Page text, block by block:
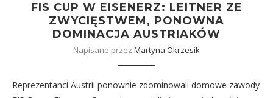
FIS CUP W EISENERZ: LEITNER ZE
ZWYCIĘSTWEM, PONOWNA
DOMINACJA AUSTRIAKÓW
Napisane przez Martyna Okrzesik
Reprezentanci Austrii ponownie zdominowali domowe zawody